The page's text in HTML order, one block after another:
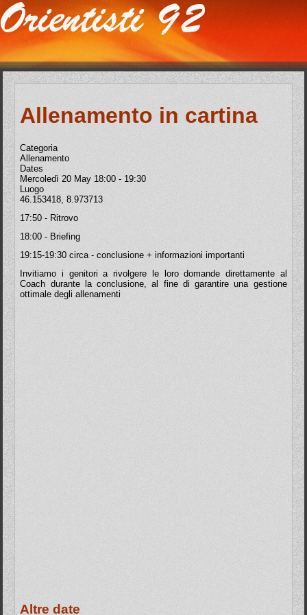
Allenamento in cartina
Categoria
Allenamento
Dates
Mercoledì 20 May 18:00 - 19:30
Luogo
46.153418, 8.973713
17:50 - Ritrovo
18:00 - Briefing
19:15-19:30 circa - conclusione + informazioni importanti
Invitiamo i genitori a rivolgere le loro domande direttamente al
Coach durante la conclusione, al fine di garantire una gestione
ottimale degli allenamenti
Altre date